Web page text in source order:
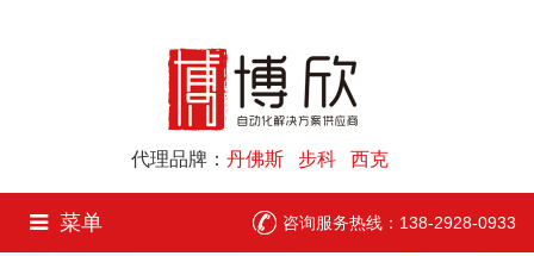
代理品牌： 丹佛斯 步科 西克
菜单 咨询服务热线：138-2928-0933